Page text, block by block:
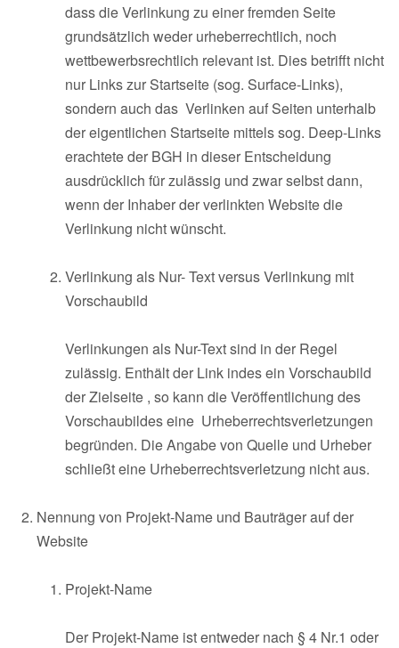
dass die Verlinkung zu einer fremden Seite
grundsätzlich weder urheberrechtlich, noch
wettbewerbsrechtlich relevant ist. Dies betrifft nicht
nur Links zur Startseite (sog. Surface-Links),
sondern auch das Verlinken auf Seiten unterhalb
der eigentlichen Startseite mittels sog. Deep-Links
erachtete der BGH in dieser Entscheidung
ausdrücklich für zulässig und zwar selbst dann,
wenn der Inhaber der verlinkten Website die
Verlinkung nicht wünscht.
Verlinkung als Nur- Text versus Verlinkung mit
Vorschaubild
Verlinkungen als Nur-Text sind in der Regel
zulässig. Enthält der Link indes ein Vorschaubild
der Zielseite , so kann die Veröffentlichung des
Vorschaubildes eine Urheberrechtsverletzungen
begründen. Die Angabe von Quelle und Urheber
schließt eine Urheberrechtsverletzung nicht aus.
Nennung von Projekt-Name und Bauträger auf der
Website
Projekt-Name
Der Projekt-Name ist entweder nach § 4 Nr.1 oder